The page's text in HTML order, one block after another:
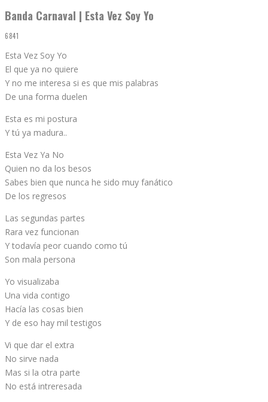
Banda Carnaval | Esta Vez Soy Yo
6841
Esta Vez Soy Yo
El que ya no quiere
Y no me interesa si es que mis palabras
De una forma duelen
Esta es mi postura
Y tú ya madura..
Esta Vez Ya No
Quien no da los besos
Sabes bien que nunca he sido muy fanático
De los regresos
Las segundas partes
Rara vez funcionan
Y todavía peor cuando como tú
Son mala persona
Yo visualizaba
Una vida contigo
Hacía las cosas bien
Y de eso hay mil testigos
Vi que dar el extra
No sirve nada
Mas si la otra parte
No está intreresada